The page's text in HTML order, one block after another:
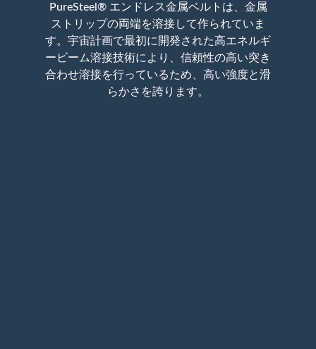
PureSteel® エンドレス金属ベルトは、金属
ストリップの両端を溶接して作られていま
す。宇宙計画で最初に開発された高エネルギ
ービーム溶接技術により、信頼性の高い突き
合わせ溶接を行っているため、高い強度と滑
らかさを誇ります。